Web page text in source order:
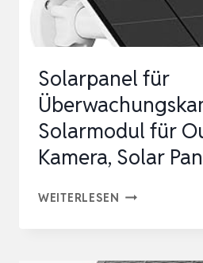
BATTERIEN
IDEAL
WOHNMO…
Solarpanel für
Solarmodul für
Kamera, Solar
WEITERLESEN SOLARPANEL